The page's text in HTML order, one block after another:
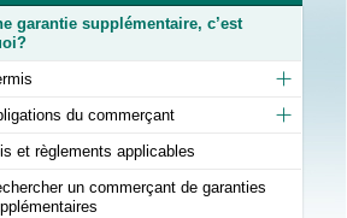
garantie supplémentaire, c’est
du commerçant
et règlements applicables
un commerçant de garanties